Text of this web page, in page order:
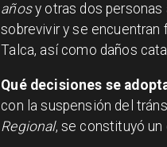
añosy otras dos personas
sobrevivir y se encuentran
Talca, así como daños
Qué decisiones se
con la suspensión del
Regional, se constituyó